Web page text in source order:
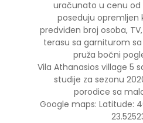
uračunato u cenu od
poseduju opremljen
predviđen broj osoba,
terasu sa garniturom
pruža bočni
Vila Athanasios village 5
studije za sezonu
porodice sa
Google maps: Latitude: